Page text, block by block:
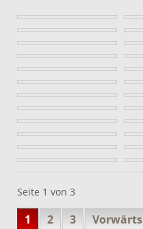
Seite 1 von 3
1 2 3 Vorwärts